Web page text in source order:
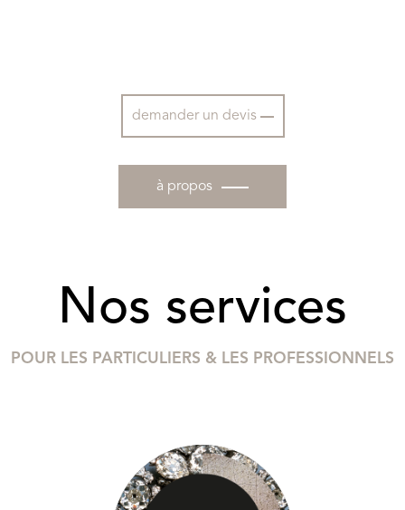
demander un devis
à propos
Nos services
POUR LES PARTICULIERS & LES PROFESSIONNELS